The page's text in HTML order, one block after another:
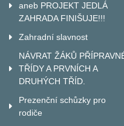
aneb PROJEKT JEDLÁ
ZAHRADA FINIŠUJE!!!
Zahradní slavnost
NÁVRAT ŽÁKŮ
TŘÍDY A PRVNÍCH A
DRUHÝCH TŘÍD.
Prezenční schůzky pro
rodiče